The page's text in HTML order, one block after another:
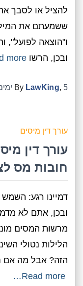
להציל או לסבך
ששמעתם את
ו"הוצאה
ובכן, הרשו more…
By LawKing, 5 ימים
עורך דין מיסים
עורך דין
חובות מס
דמיינו רגע:
ובכן, אתם לא
מרשות המסים
הלילות נטולי
הזה? אבל מה אם
Read more…